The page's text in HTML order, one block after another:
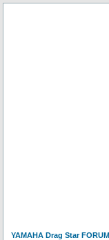
YAMAHA Drag Star FORUM